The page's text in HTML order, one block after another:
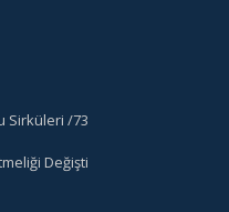
Sirküleri /73
Değişti